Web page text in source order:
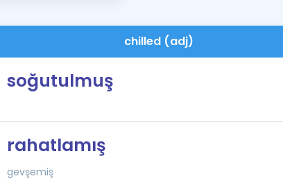
chilled (adj)
soğutulmuş
rahatlamış
gevşemiş